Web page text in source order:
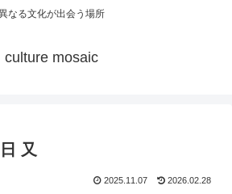
なる文化が出会う場所
culture mosaic
又
2025.11.07 2026.02.28